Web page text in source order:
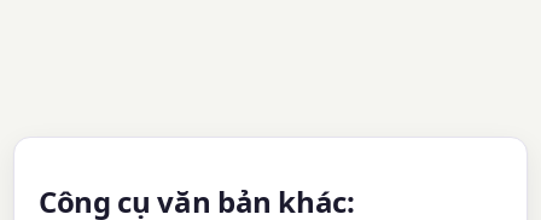
Công cụ văn bản khác: